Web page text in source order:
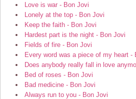
Love is war - Bon Jovi
Lonely at the top - Bon Jovi
Keep the faith - Bon Jovi
Hardest part is the night - Bon Jovi
Fields of fire - Bon Jovi
Every word was a piece of my heart -
Does anybody really fall in love
Bed of roses - Bon Jovi
Bad medicine - Bon Jovi
Always run to you - Bon Jovi